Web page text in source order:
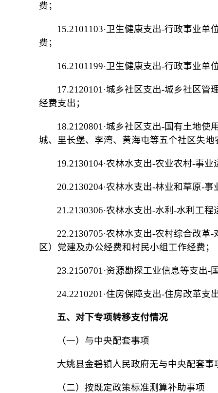
费；
15.2101103·卫生健康支出-行政事业
费；
16.2101199·卫生健康支出-行政事业
17.2120101·城乡社区支出-城乡社区
经费支出；
18.2120801·城乡社区支出-国有土地
城、里长堡、李湾、黄海屯等五个社区失
19.2130104·农林水支出-农业农村-事
20.2130204·农林水支出-林业和草原-
21.2130306·农林水支出-水利-水利工
22.2130705·农林水支出-农村综合改
区）党建及办公经费和村民小组工作经费；
23.2150701·资源勘探工业信息等支出
24.2210201·住房保障支出-住房改革
五、对下专项转移支付情况
（一）与中央配套事项
大姚县金碧镇人民政府无与中央配套事
（二）按既定政策标准测算补助事项